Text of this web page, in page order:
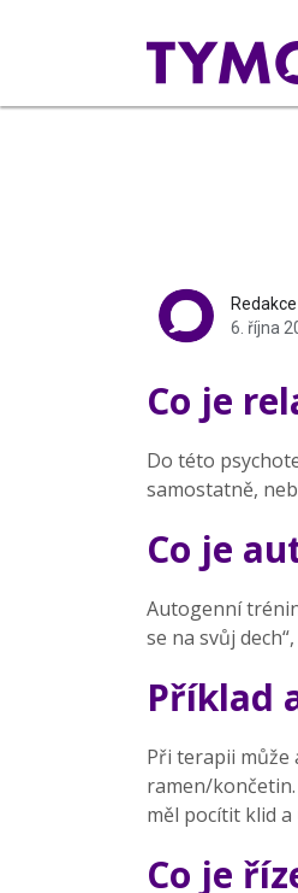
6. října
Co je
Do této
samostatně,
Co je
Autogenní
se na svůj
Příklad
Při terapii může
ramen/
měl pocítit klid a
Co je